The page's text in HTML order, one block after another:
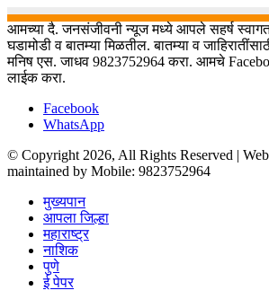
आमच्या दै. जनसंजीवनी न्यूज मध्ये आपले सहर्ष
घडामोडी व बातम्या मिळतील. बातम्या व
मनिष एस. जाधव 9823752964 करा. आमचे
लाईक करा.
Facebook
WhatsApp
© Copyright 2026, All Rights Reserved |
maintained by Mobile: 9823752964
मुख्यपान
आपला जिल्हा
महाराष्ट्र
नाशिक
पुणे
ई पेपर